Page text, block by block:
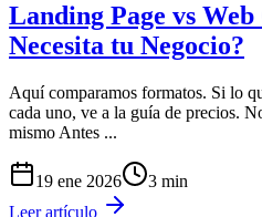
Landing Page vs
Necesita tu Negocio?
Aquí comparamos formatos. Si lo
cada uno, ve a la guía de precios.
mismo Antes ...
19 ene 2026 3 min
Leer artículo